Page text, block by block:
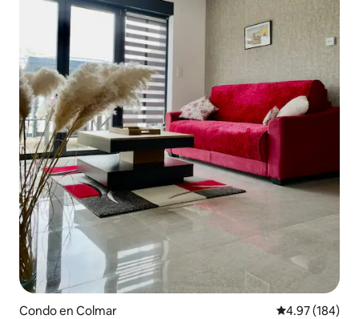
Condo en Colmar Calificación
4.97 (184)